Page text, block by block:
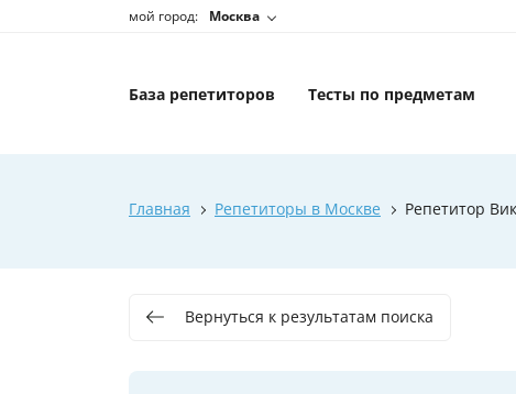
мой город: Москва
База репетиторов Тесты по предметам
Главная Репетиторы в Москве Репетитор
Вернуться к результатам поиска